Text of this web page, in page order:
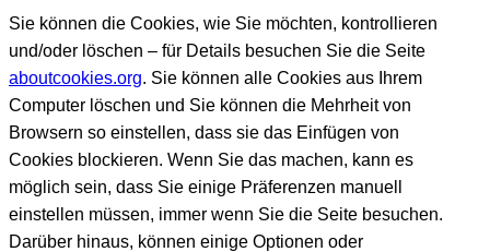
Sie können die Cookies, wie Sie möchten, kontrollieren
und/oder löschen – für Details besuchen Sie die Seite
aboutcookies.org. Sie können alle Cookies aus Ihrem
Computer löschen und Sie können die Mehrheit von
Browsern so einstellen, dass sie das Einfügen von
Cookies blockieren. Wenn Sie das machen, kann es
möglich sein, dass Sie einige Präferenzen manuell
einstellen müssen, immer wenn Sie die Seite besuchen.
Darüber hinaus, können einige Optionen oder